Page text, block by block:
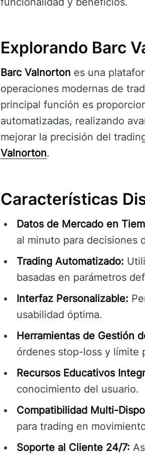
Explorando Barc
Barc Valnorton es una
operaciones modernas de
principal función es
automatizadas, realizando
mejorar la precisión del
Valnorton.
Características
Datos de Mercado en
al minuto para decisiones
Trading Automatizado:
basadas en parámetros
Interfaz Personalizable:
usabilidad óptima.
Herramientas de Gestión
órdenes stop-loss y límite
Recursos Educativos
conocimiento del usuario.
Compatibilidad Multi-
para trading en
Soporte al Cliente 24/7: